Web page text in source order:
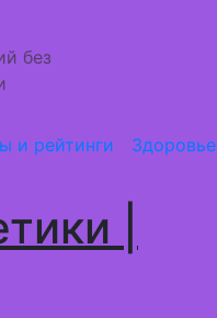
без
и рейтинги Здоровье
|